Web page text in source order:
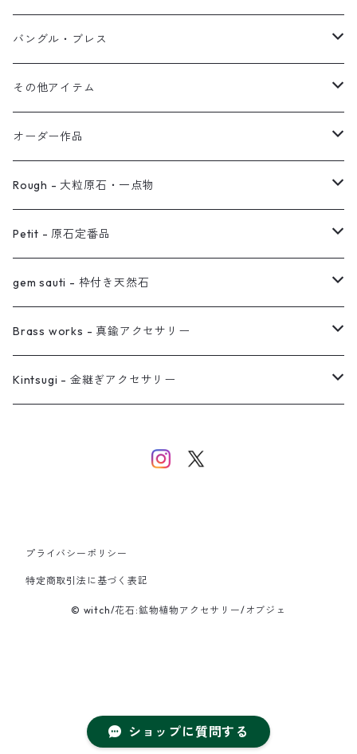
ショップに質問する
オブジェ
イヤーカフ
ぶら下がりイヤーカフ
2連イヤーカフ
イヤリング対応
ノンホールピアス
オーダー用ページ
真鍮イヤーカフ
バングル・ブレス
ブレスレット
バングル
その他アイテム
ブローチ
ヘアアクセサリー
オーダー作品
リング
ネックレス
ピアス
イヤーカフ
バングル
Rough - 大粒原石・一点物
ピアス
リング
ネックレス
イヤーカフ
Petit - 原石定番品
ピアス
リング
ネックレス
gem sauti - 枠付き天然石
ピアス
ネックレス
Brass works - 真鍮アクセサリー
リング
バングル
Kintsugi - 金継ぎアクセサリー
プライバシーポリシー
特定商取引法に基づく表記
© witch/花石:鉱物植物アクセサリー/オブジェ